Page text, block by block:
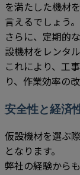
を満たした機材
言えるでしょう。
さらに、定期的
設機材をレンタ
これにより、工
り、作業効率の
安全性と経済
仮設機材を選ぶ
となります。
弊社の経験から